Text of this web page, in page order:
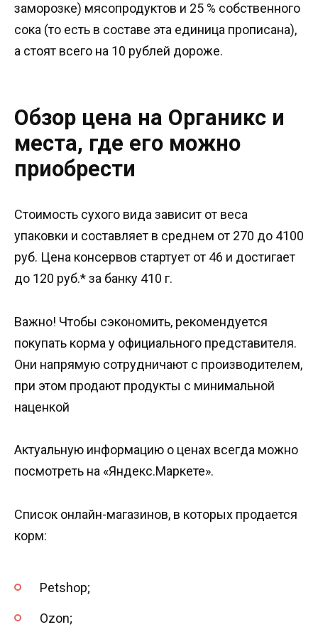
заморозке) мясопродуктов и 25 % собственного
сока (то есть в составе эта единица прописана),
а стоят всего на 10 рублей дороже.
Обзор цена на Органикс и
места, где его можно
приобрести
Стоимость сухого вида зависит от веса
упаковки и составляет в среднем от 270 до 4100
руб. Цена консервов стартует от 46 и достигает
до 120 руб.* за банку 410 г.
Важно! Чтобы сэкономить, рекомендуется
покупать корма у официального представителя.
Они напрямую сотрудничают с производителем,
при этом продают продукты с минимальной
наценкой
Актуальную информацию о ценах всегда можно
посмотреть на «Яндекс.Маркете».
Список онлайн-магазинов, в которых продается
корм:
Petshop;
Ozon;